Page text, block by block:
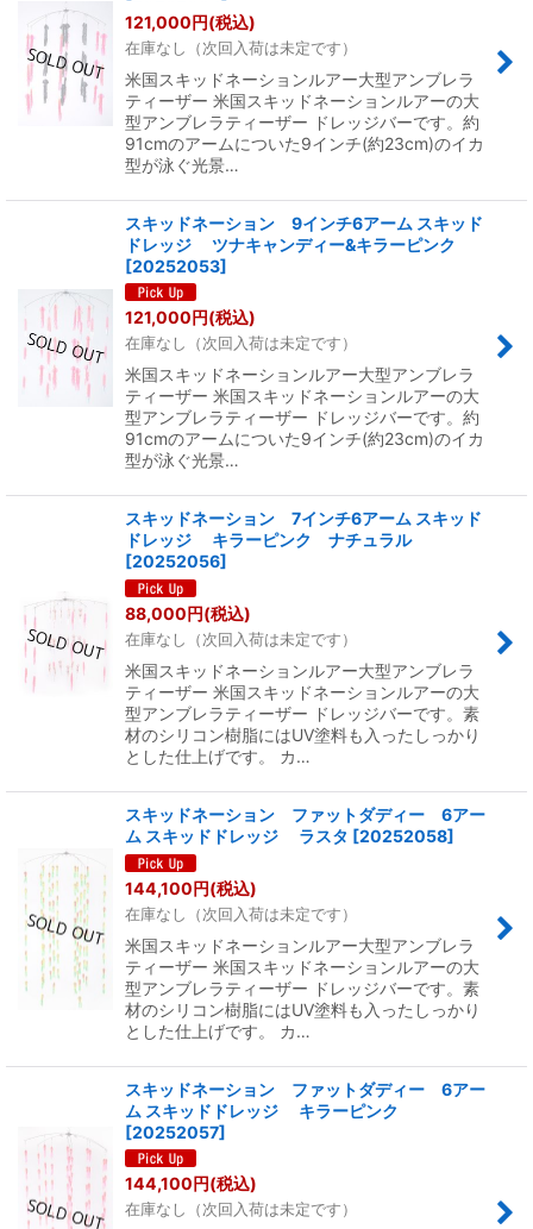
121,000円(税込)
在庫なし（次回入荷は未定です）
米国スキッドネーションルアー大型アンブレラ
ティーザー 米国スキッドネーションルアーの大
型アンブレラティーザー ドレッジバーです。約
91cmのアームについた9インチ(約23cm)のイカ
型が泳ぐ光景…
スキッドネーション 9インチ6アーム スキッド
ドレッジ ツナキャンディー&キラーピンク
[20252053]
121,000円(税込)
在庫なし（次回入荷は未定です）
米国スキッドネーションルアー大型アンブレラ
ティーザー 米国スキッドネーションルアーの大
型アンブレラティーザー ドレッジバーです。約
91cmのアームについた9インチ(約23cm)のイカ
型が泳ぐ光景…
スキッドネーション 7インチ6アーム スキッド
ドレッジ キラーピンク ナチュラル
[20252056]
88,000円(税込)
在庫なし（次回入荷は未定です）
米国スキッドネーションルアー大型アンブレラ
ティーザー 米国スキッドネーションルアーの大
型アンブレラティーザー ドレッジバーです。素
材のシリコン樹脂にはUV塗料も入ったしっかり
とした仕上げです。 カ…
スキッドネーション ファットダディー 6アー
ム スキッドドレッジ ラスタ [20252058]
144,100円(税込)
在庫なし（次回入荷は未定です）
米国スキッドネーションルアー大型アンブレラ
ティーザー 米国スキッドネーションルアーの大
型アンブレラティーザー ドレッジバーです。素
材のシリコン樹脂にはUV塗料も入ったしっかり
とした仕上げです。 カ…
スキッドネーション ファットダディー 6アー
ム スキッドドレッジ キラーピンク
[20252057]
144,100円(税込)
在庫なし（次回入荷は未定です）